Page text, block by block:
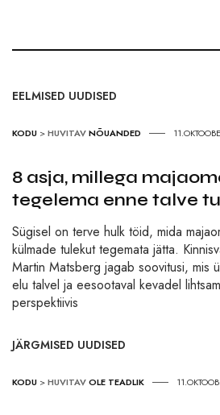
EELMISED UUDISED
KODU >HUVITAVNÕUANDED
8 asja, millega
tegelema enne talve
Sügisel on terve hulk töid, mida
külmade tulekut tegemata jätta.
Martin Matsberg jagab soovitusi, mis
elu talvel ja eesootaval kevadel
perspektiivis
JÄRGMISED UUDISED
KODU >HUVITAVOLE TEADLIK